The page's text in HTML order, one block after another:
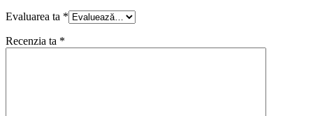
Evaluarea ta *
Recenzia ta *